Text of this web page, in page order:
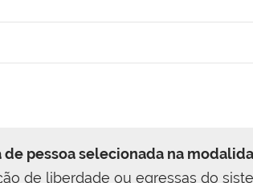
pessoa selecionada na
de liberdade ou egressas do